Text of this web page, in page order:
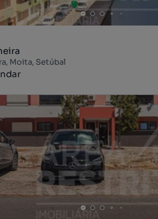
Moita, Setúbal